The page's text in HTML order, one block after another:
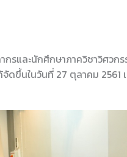
รและนักศึกษาภาควิชาวิศว
ขึ้นในวันที่ 27 ตุลาคม 2561